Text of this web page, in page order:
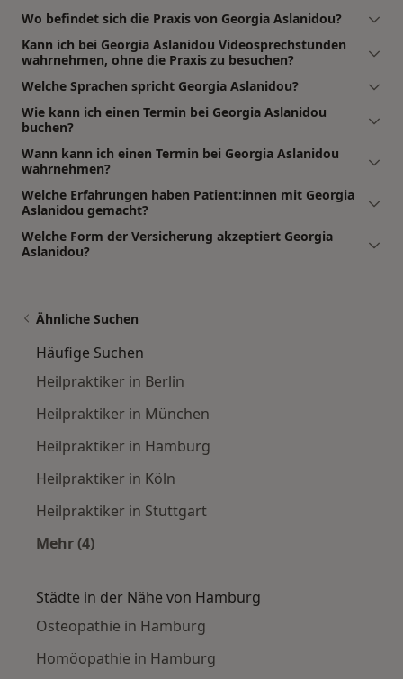
Wo befindet sich die Praxis von Georgia Aslanidou?
Kann ich bei Georgia Aslanidou Videosprechstunden
wahrnehmen, ohne die Praxis zu besuchen?
Welche Sprachen spricht Georgia Aslanidou?
Wie kann ich einen Termin bei Georgia Aslanidou
buchen?
Wann kann ich einen Termin bei Georgia Aslanidou
wahrnehmen?
Welche Erfahrungen haben Patient:innen mit Georgia
Aslanidou gemacht?
Welche Form der Versicherung akzeptiert Georgia
Aslanidou?
Ähnliche Suchen
Häufige Suchen
Heilpraktiker in Berlin
Heilpraktiker in München
Heilpraktiker in Hamburg
Heilpraktiker in Köln
Heilpraktiker in Stuttgart
Mehr (4)
Städte in der Nähe von Hamburg
Osteopathie in Hamburg
Homöopathie in Hamburg